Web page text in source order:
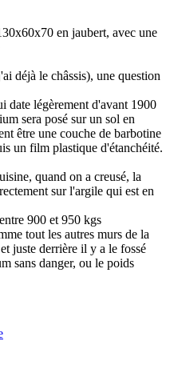
en jaubert, avec une
déjà le châssis), une question
date légèrement d'avant 1900
sera posé sur un sol en
être une couche de barbotine
un film plastique d'étanchéité.
quand on a creusé, la
sur l'argile qui est en
900 et 950 kgs
tout les autres murs de la
juste derrière il y a le fossé
sans danger, ou le poids